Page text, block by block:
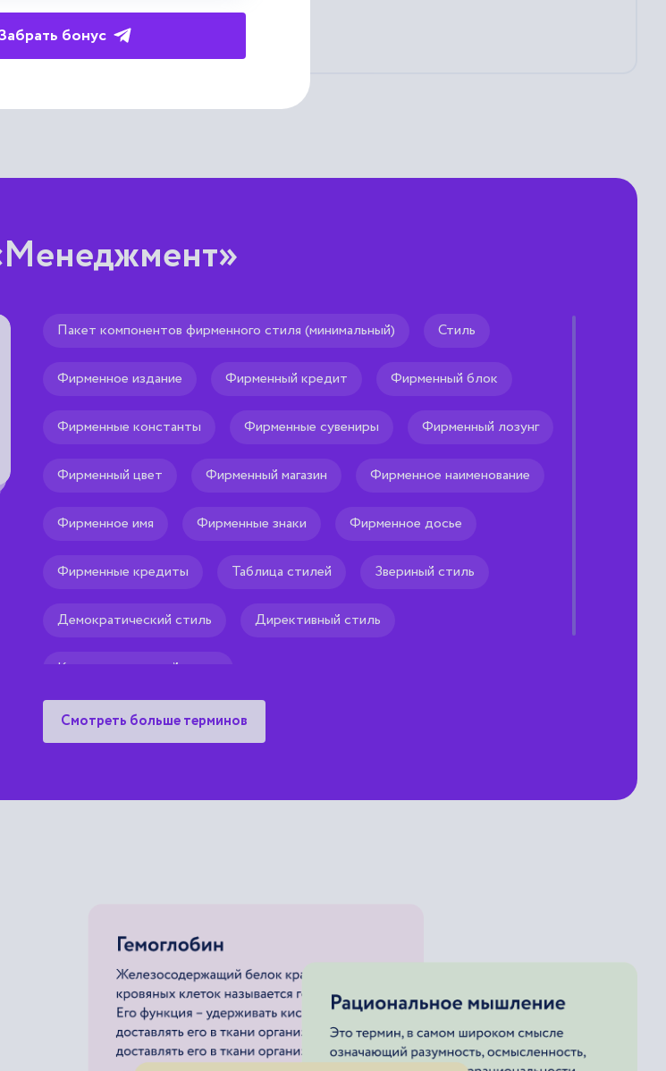
используемый в процессе принятия решений метод, когда один
переосмыслению подходов к проблеме, к отказу от
Пакет компонентов фирменного стиля (минимальный) Стиль
Фирменное издание Фирменный кредит Фирменный блок
Фирменные константы Фирменные сувениры Фирменный лозунг
Фирменный цвет Фирменный магазин Фирменное наименование
Фирменное имя Фирменные знаки Фирменное досье
Фирменные кредиты Таблица стилей Звериный стиль
Демократический стиль Директивный стиль
Коммуникационный стиль
Смотреть больше терминов
бонус